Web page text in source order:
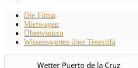
Die Firma
Mietwagen
Überwintern
Wissenswertes über Teneriffa
Wetter Puerto de la Cruz